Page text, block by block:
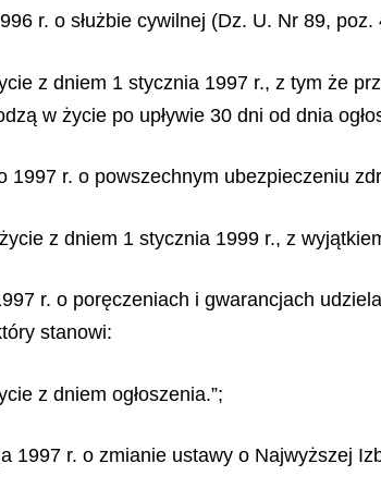
r. o służbie cywilnej (Dz. U. Nr 89,
z dniem 1 stycznia 1997 r., z tym że
w życie po upływie 30 dni od dnia
1997 r. o powszechnym ubezpieczeniu
z dniem 1 stycznia 1999 r., z
r. o poręczeniach i gwarancjach
stanowi:
z dniem ogłoszenia.”;
1997 r. o zmianie ustawy o Najwyższej